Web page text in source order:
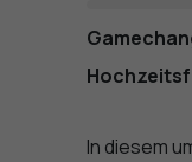
In diesem